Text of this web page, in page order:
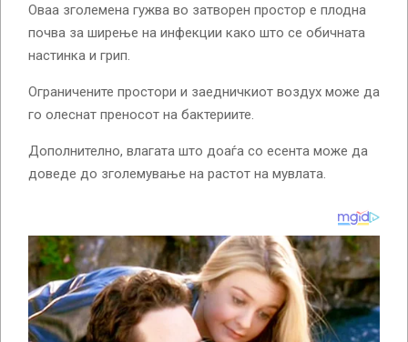
Оваа зголемена гужва во затворен простор е плодна
почва за ширење на инфекции како што се обичната
настинка и грип.
Ограничените простори и заедничкиот воздух може да
го олеснат преносот на бактериите.
Дополнително, влагата што доаѓа со есента може да
доведе до зголемување на растот на мувлата.